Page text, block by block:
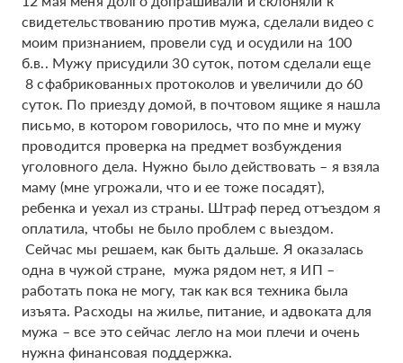
свидетельствованию против мужа, сделали видео с
моим признанием, провели суд и осудили на 100
б.в.. Мужу присудили 30 суток, потом сделали еще
8 сфабрикованных протоколов и увеличили до 60
суток. По приезду домой, в почтовом ящике я нашла
письмо, в котором говорилось, что по мне и мужу
проводится проверка на предмет возбуждения
уголовного дела. Нужно было действовать – я взяла
маму (мне угрожали, что и ее тоже посадят),
ребенка и уехал из страны. Штраф перед отъездом я
оплатила, чтобы не было проблем с выездом.
Сейчас мы решаем, как быть дальше. Я оказалась
одна в чужой стране, мужа рядом нет, я ИП –
работать пока не могу, так как вся техника была
изъята. Расходы на жилье, питание, и адвоката для
мужа – все это сейчас легло на мои плечи и очень
нужна финансовая поддержка.